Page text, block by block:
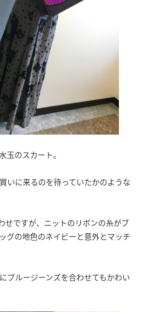
玉のスカート。
いに来るのを待っていたかのような
せですが、ニットのリボンの糸がブ
グの地色のネイビーと意外とマッチ
ブルージーンズを合わせてもかわい